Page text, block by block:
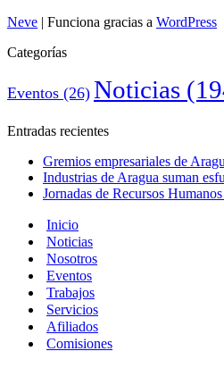
Neve | Funciona gracias a WordPress
Categorías
Eventos (26) Noticias
Entradas recientes
Gremios empresariales de
Industrias de Aragua suman
Jornadas de Recursos
Inicio
Noticias
Nosotros
Eventos
Trabajos
Servicios
Afiliados
Comisiones